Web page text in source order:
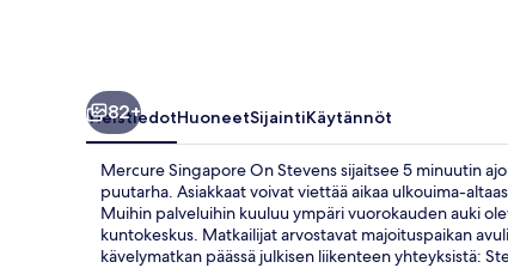
82+
YleistiedotHuoneetSijaintiKäytännöt
Mercure Singapore On Stevens sijaitsee 5 minuutin
puutarha. Asiakkaat voivat viettää aikaa ulkouima-
Muihin palveluihin kuuluu ympäri vuorokauden auki
kuntokeskus. Matkailijat arvostavat majoituspaikan
kävelymatkan päässä julkisen liikenteen yhteyksistä: